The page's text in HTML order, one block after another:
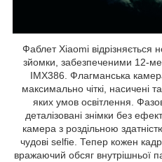
Фаблет Xiaomi
зйомки, забезпеченими 12-
IMX386. Флагманська
максимально чіткі, насичені
яких умов освітлення.
деталізовані знімки без
камера з роздільною
чудові selfie. Тепер кожен
вражаючий обсяг внутрішньої